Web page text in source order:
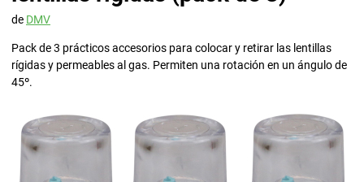
de DMV
Pack de 3 prácticos accesorios para colocar y retirar las lentillas
rígidas y permeables al gas. Permiten una rotación en un ángulo de
45º.